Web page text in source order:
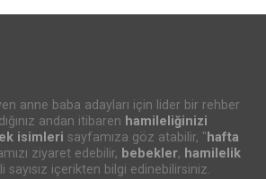
anne baba adayları için lider bir rehber
andan itibaren hamileliğinizi
isimleri sayfamıza göz atabilir, " hafta
ziyaret edebilir, bebekler, hamilelik
sayısız içerikten bilgi edinebilirsiniz.